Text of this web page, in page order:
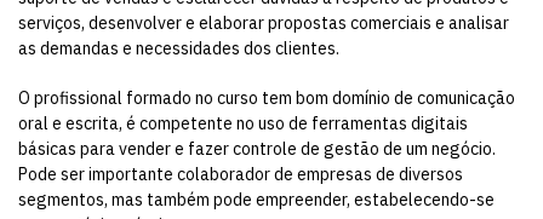
serviços, desenvolver e elaborar propostas comerciais e analisar
as demandas e necessidades dos clientes.
O profissional formado no curso tem bom domínio de comunicação
oral e escrita, é competente no uso de ferramentas digitais
básicas para vender e fazer controle de gestão de um negócio.
Pode ser importante colaborador de empresas de diversos
segmentos, mas também pode empreender, estabelecendo-se